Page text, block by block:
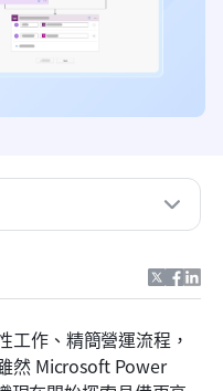
工作、精簡營運流程，
然 Microsoft Power
具概覽快照
的替代方案
替代方案，適用於靈